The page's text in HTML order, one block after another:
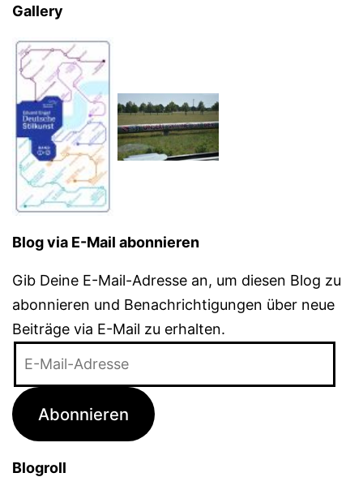
Gallery
Blog via E-Mail abonnieren
Gib Deine E-Mail-Adresse an, um diesen Blog zu
abonnieren und Benachrichtigungen über neue
Beiträge via E-Mail zu erhalten.
Adresse
Abonnieren
Blogroll